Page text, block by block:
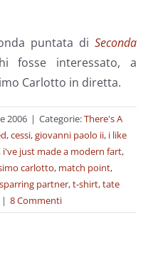
puntata di Seconda
fosse interessato, a
Carlotto in diretta.
2006 | Categorie:There's A
,cessi,giovanni paolo ii, i like
, i've just made a modern fart,
carlotto, match point,
sparring partner,t-shirt,tate
| 8 Commenti